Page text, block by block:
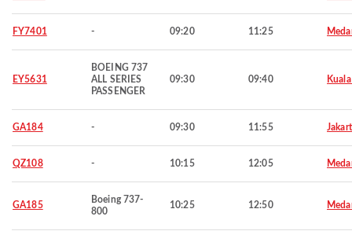
FY7401 - 09:20 11:25
EY5631
BOEING 737
ALL SERIES
PASSENGER
09:30 09:40
GA184 - 09:30 11:55
QZ108 - 10:15 12:05
GA185
Boeing 737-
800
10:25 12:50